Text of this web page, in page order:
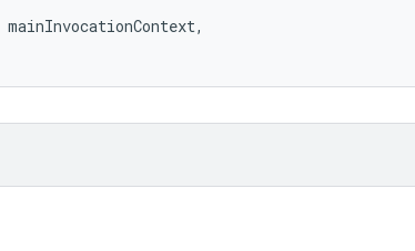
mainInvocationContext,